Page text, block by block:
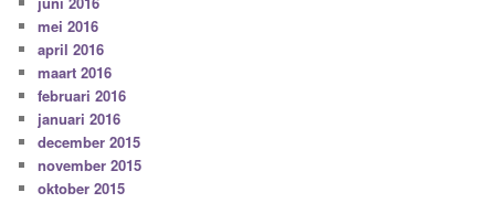
mei 2016
april 2016
maart 2016
februari 2016
januari 2016
december 2015
november 2015
oktober 2015